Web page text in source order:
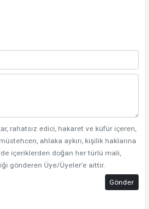
rahatsız edici, hakaret ve küfür içeren,
ahlaka aykırı, kişilik haklarına
içeriklerden doğan her türlü mali,
gönderen Üye/Üyeler’e aittir.
Gönder